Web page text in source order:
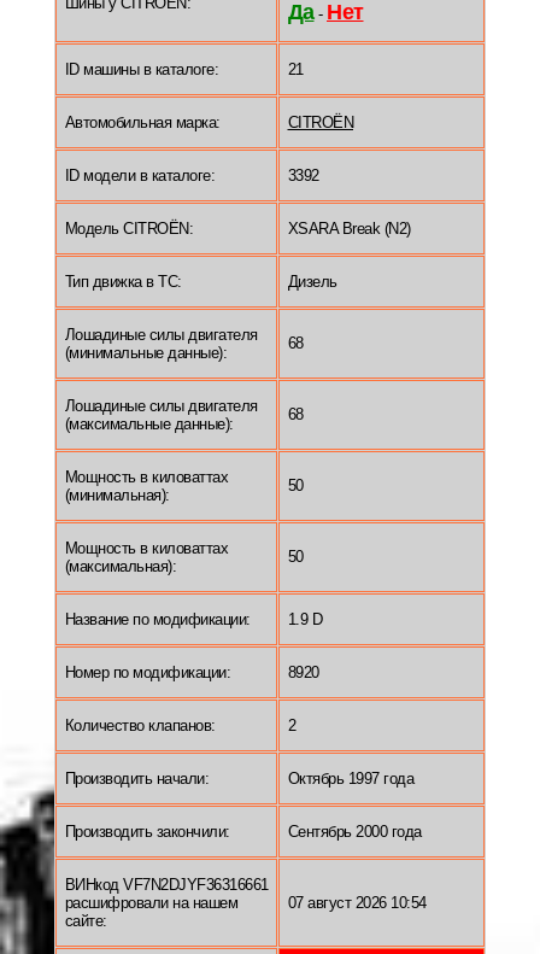
Да- Нет
ID машины в каталоге: 21
Автомобильная марка: CITROËN
ID модели в каталоге: 3392
Модель CITROËN: XSARA Break (N2)
Тип движка в ТС: Дизель
Лошадиные силы двигателя
(минимальные данные):
68
Лошадиные силы двигателя
(максимальные данные):
68
Мощность в киловаттах
(минимальная):
50
Мощность в киловаттах
(максимальная):
50
Название по модификации: 1.9 D
Номер по модификации: 8920
Количество клапанов: 2
Производить начали: Октябрь 1997 года
Производить закончили: Сентябрь 2000 года
ВИНкод VF7N2DJYF36316661
расшифровали на нашем
сайте:
07 август 2026 10:54